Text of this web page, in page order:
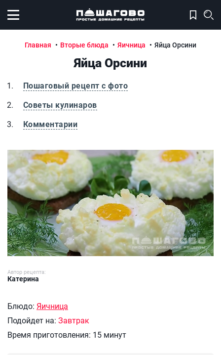
Открыть меню
Главная Вторые блюда Яичница Яйца Орсини
Яйца Орсини
Пошаговый рецепт с фото
Советы кулинаров
Комментарии
Яйца Орсини
Автор рецепта:
Катерина
Блюдо: Яичница
Подойдет на: Завтрак
Время приготовления: 15 минут